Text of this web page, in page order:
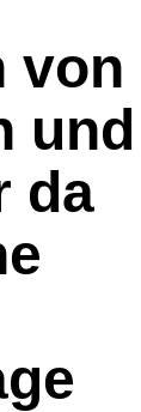
von
und
da